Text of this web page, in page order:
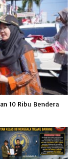
10 Ribu Bendera